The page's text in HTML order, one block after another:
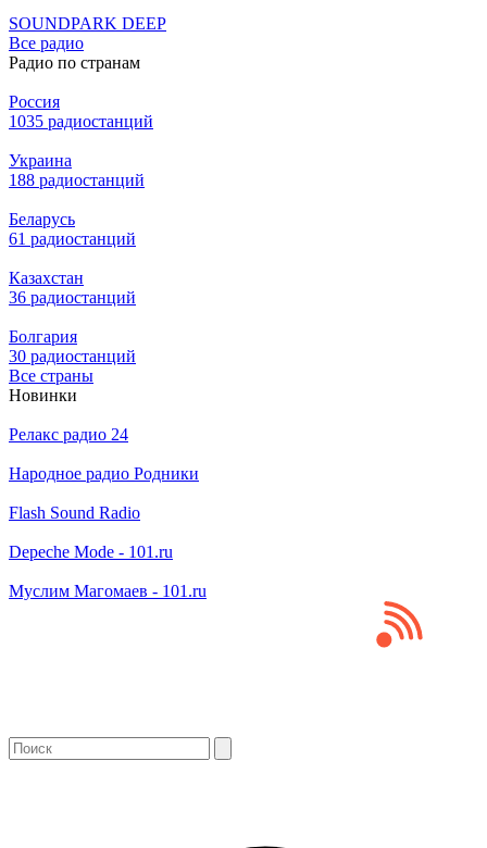
SOUNDPARK DEEP
Все радио
Радио по странам
Россия
1035 радиостанций
Украина
188 радиостанций
Беларусь
61 радиостанций
Казахстан
36 радиостанций
Болгария
30 радиостанций
Все страны
Новинки
Релакс радио 24
Народное радио Родники
Flash Sound Radio
Depeche Mode - 101.ru
Муслим Магомаев - 101.ru